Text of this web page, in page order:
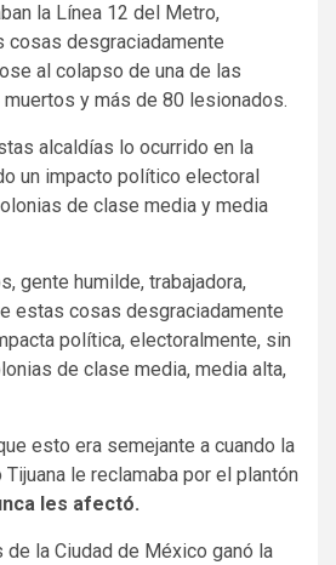
la Línea 12 del Metro,
cosas desgraciadamente
al colapso de una de las
y más de 80 lesionados.
alcaldías lo ocurrido en la
un impacto político electoral
de clase media y media
gente humilde, trabajadora,
estas cosas desgraciadamente
política, electoralmente, sin
de clase media, media alta,
esto era semejante a cuando la
le reclamaba por el plantón
les afectó.
de la Ciudad de México ganó la